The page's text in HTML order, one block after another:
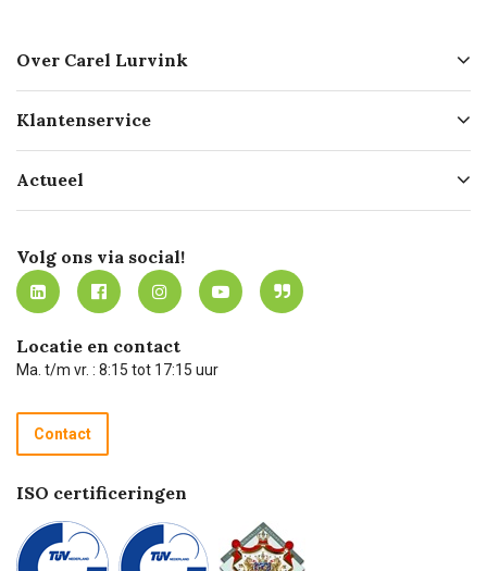
Over Carel Lurvink
Geschiedenis
Missie
Werken bij Carel Lurvink
MVO
Klantenservice
Bezorgen
Mijn Carel Lurvink
Mijn Carel Lurvink instructievideo's
Carel Lurvink App
Hulp op afstand
Technische dienst
Recycle programma
Betalen
Actueel
Innovation LAB
Tevreden klanten
Carel Lurvink Blog
Carel de podcast
Volg ons via social!
Locatie en contact
Ma. t/m vr. : 8:15 tot 17:15 uur
Contact
ISO certificeringen